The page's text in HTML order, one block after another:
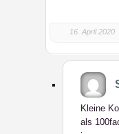
16. April 2020
Kleine
als